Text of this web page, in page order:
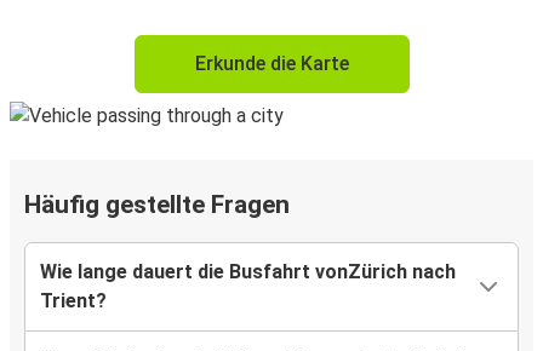
Erkunde die Karte
Häufig gestellte Fragen
Wie lange dauert die Busfahrt vonZürich nach
Trient?